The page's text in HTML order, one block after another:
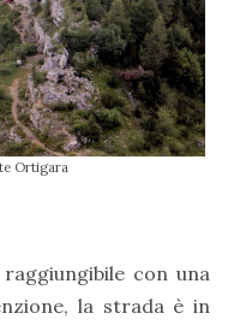
Ortigara
con una
la strada è in